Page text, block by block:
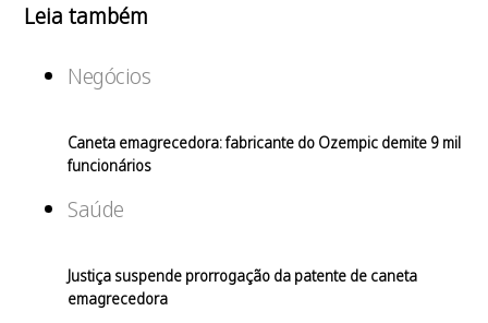
Leia também
Negócios
Caneta emagrecedora: fabricante do Ozempic demite 9 mil
funcionários
Saúde
Justiça suspende prorrogação da patente de caneta
emagrecedora